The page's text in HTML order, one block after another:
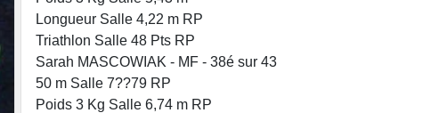
Longueur Salle 4,22 m RP
Triathlon Salle 48 Pts RP
Sarah MASCOWIAK - MF - 38é sur 43
50 m Salle 7??79 RP
Poids 3 Kg Salle 6,74 m RP